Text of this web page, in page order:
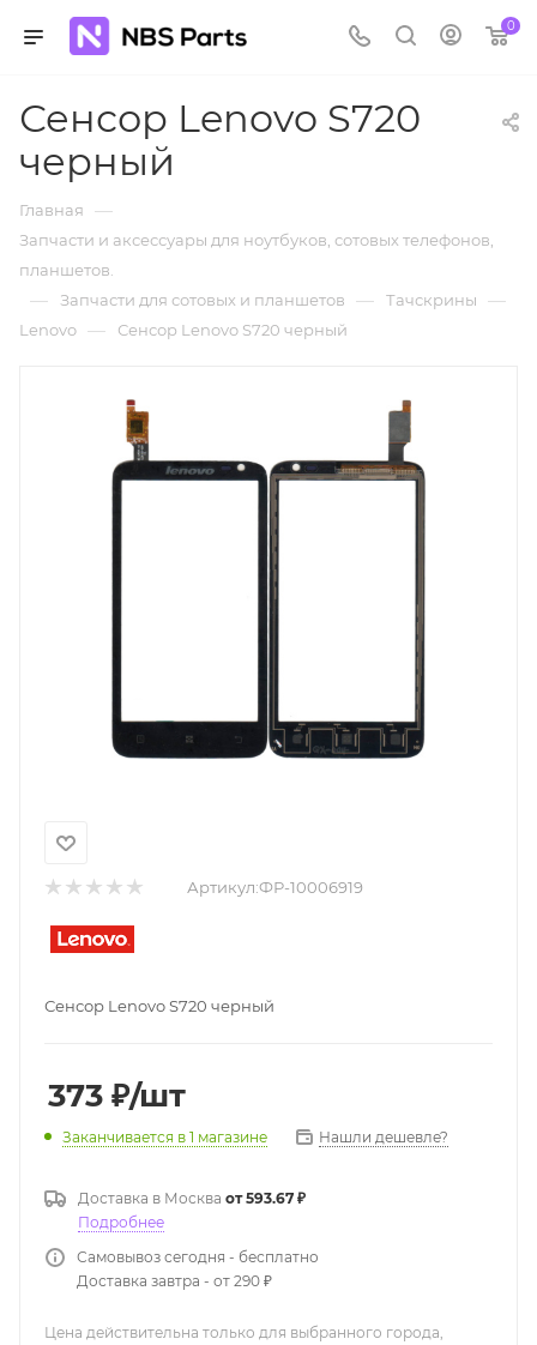
0
Сенсор Lenovo S720
черный
Главная —
Запчасти и аксессуары для ноутбуков, сотовых телефонов,
планшетов.
— Запчасти для сотовых и планшетов — Тачскрины —
Lenovo — Сенсор Lenovo S720 черный
Артикул:ФР-10006919
Сенсор Lenovo S720 черный
373 ₽/шт
Заканчивается в 1 магазине Нашли дешевле?
Доставка в Москва от 593.67 ₽
Подробнее
Самовывоз сегодня - бесплатно
Доставка завтра - от 290 ₽
Цена действительна только для выбранного города,